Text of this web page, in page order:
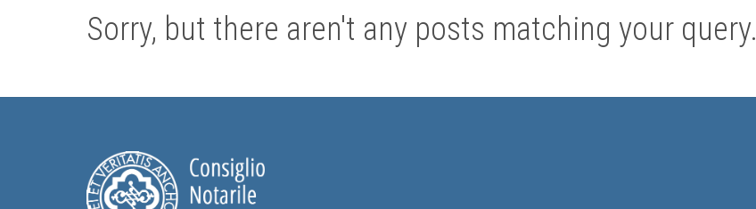
Sorry, but there aren't any posts matching your query.